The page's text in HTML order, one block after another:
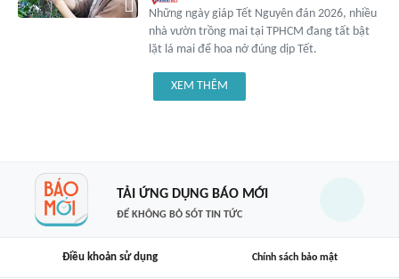
Những ngày giáp Tết Nguyên đán 2026, nhiều
nhà vườn trồng mai tại TPHCM đang tất bật
lặt lá mai để hoa nở đúng dịp Tết.
XEM THÊM
TẢI ỨNG DỤNG BÁO MỚI
ĐỂ KHÔNG BỎ SÓT TIN TỨC
Điều khoản sử dụng Chính sách bảo mật